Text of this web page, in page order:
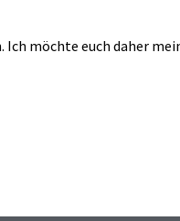
Ich möchte euch daher